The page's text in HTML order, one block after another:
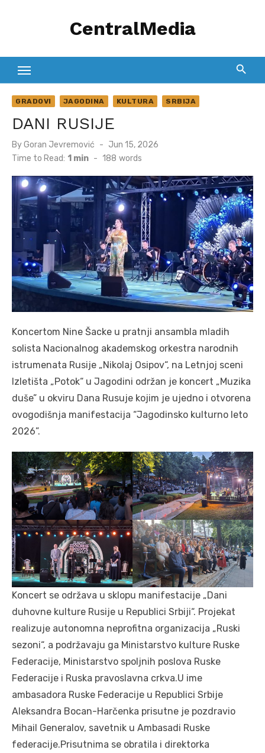
CentralMedia
GRADOVI JAGODINA KULTURA SRBIJA
DANI RUSIJE
ByGoran Jevremović
Posted
on
Jun 15, 2026
Time to Read: 1 min - 188 words
Koncertom Nine Šacke u pratnji ansambla mladih
solista Nacionalnog akademskog orkestra narodnih
istrumenata Rusije „Nikolaj Osipov“, na Letnjoj sceni
Izletišta „Potok“ u Jagodini održan je koncert „Muzika
duše” u okviru Dana Rusuje kojim je ujedno i otvorena
ovogodišnja manifestacija “Jagodinsko kulturno leto
2026”.
Koncert se održava u sklopu manifestacije „Dani
duhovne kulture Rusije u Republici Srbiji“. Projekat
realizuje autonomna neprofitna organizacija „Ruski
sezoni“, a podržavaju ga Ministarstvo kulture Ruske
Federacije, Ministarstvo spoljnih poslova Ruske
Federacije i Ruska pravoslavna crkva.U ime
ambasadora Ruske Federacije u Republici Srbije
Aleksandra Bocan-Harčenka prisutne je pozdravio
Mihail Generalov, savetnik u Ambasadi Ruske
federacije.Prisutnima se obratila i direktorka